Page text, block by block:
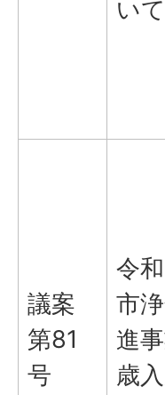
いて
議案
第81
号
令
市
進
歳